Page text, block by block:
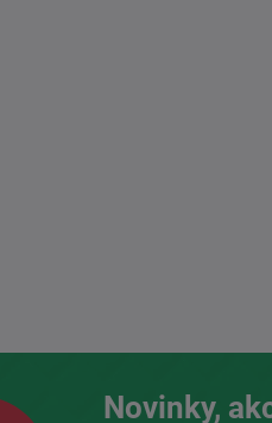
Novinky,